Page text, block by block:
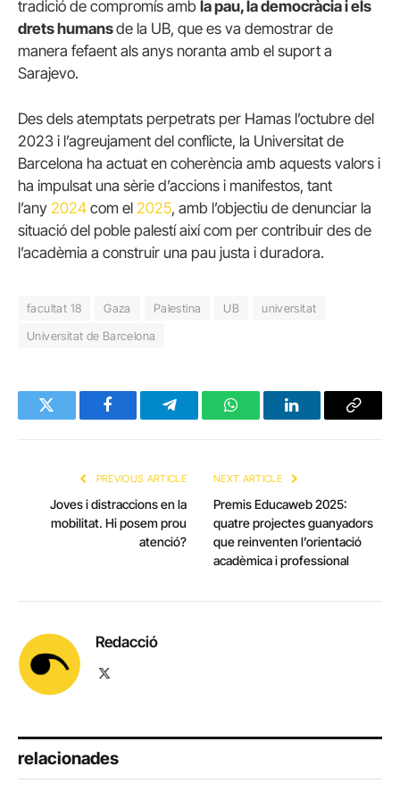
tradició de compromís amb la pau, la democràcia i els
drets humansde la UB, que es va demostrar de
manera fefaent als anys noranta amb el suport a
Sarajevo.
Des dels atemptats perpetrats per Hamas l’octubre del
2023 i l’agreujament del conflicte, la Universitat de
Barcelona ha actuat en coherència amb aquests valors i
ha impulsat una sèrie d’accions i manifestos, tant
l’any 2024 com el 2025, amb l’objectiu de denunciar la
situació del poble palestí així com per contribuir des de
l’acadèmia a construir una pau justa i duradora.
facultat 18 Gaza Palestina UB
universitat
Universitat de Barcelona
Twitter FacebookTelegramWhatsAppLinkedInCopy
PREVIOUS ARTICLE
Joves i distraccions en la
mobilitat. Hi posem prou
atenció?
NEXT ARTICLE
Premis Educaweb 2025:
quatre projectes guanyadors
que reinventen l’orientació
acadèmica i professional
Redacció
relacionades